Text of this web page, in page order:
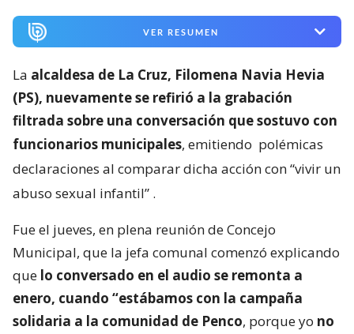
VER RESUMEN
La alcaldesa de La Cruz, Filomena Navia Hevia
(PS), nuevamente se refirió a la grabación
filtrada sobre una conversación que sostuvo con
funcionarios municipales, emitiendo polémicas
declaraciones al comparar dicha acción con “vivir un
abuso sexual infantil” .
Fue el jueves, en plena reunión de Concejo
Municipal, que la jefa comunal comenzó explicando
que lo conversado en el audio se remonta a
enero, cuando “estábamos con la campaña
solidaria a la comunidad de Penco, porque yo no